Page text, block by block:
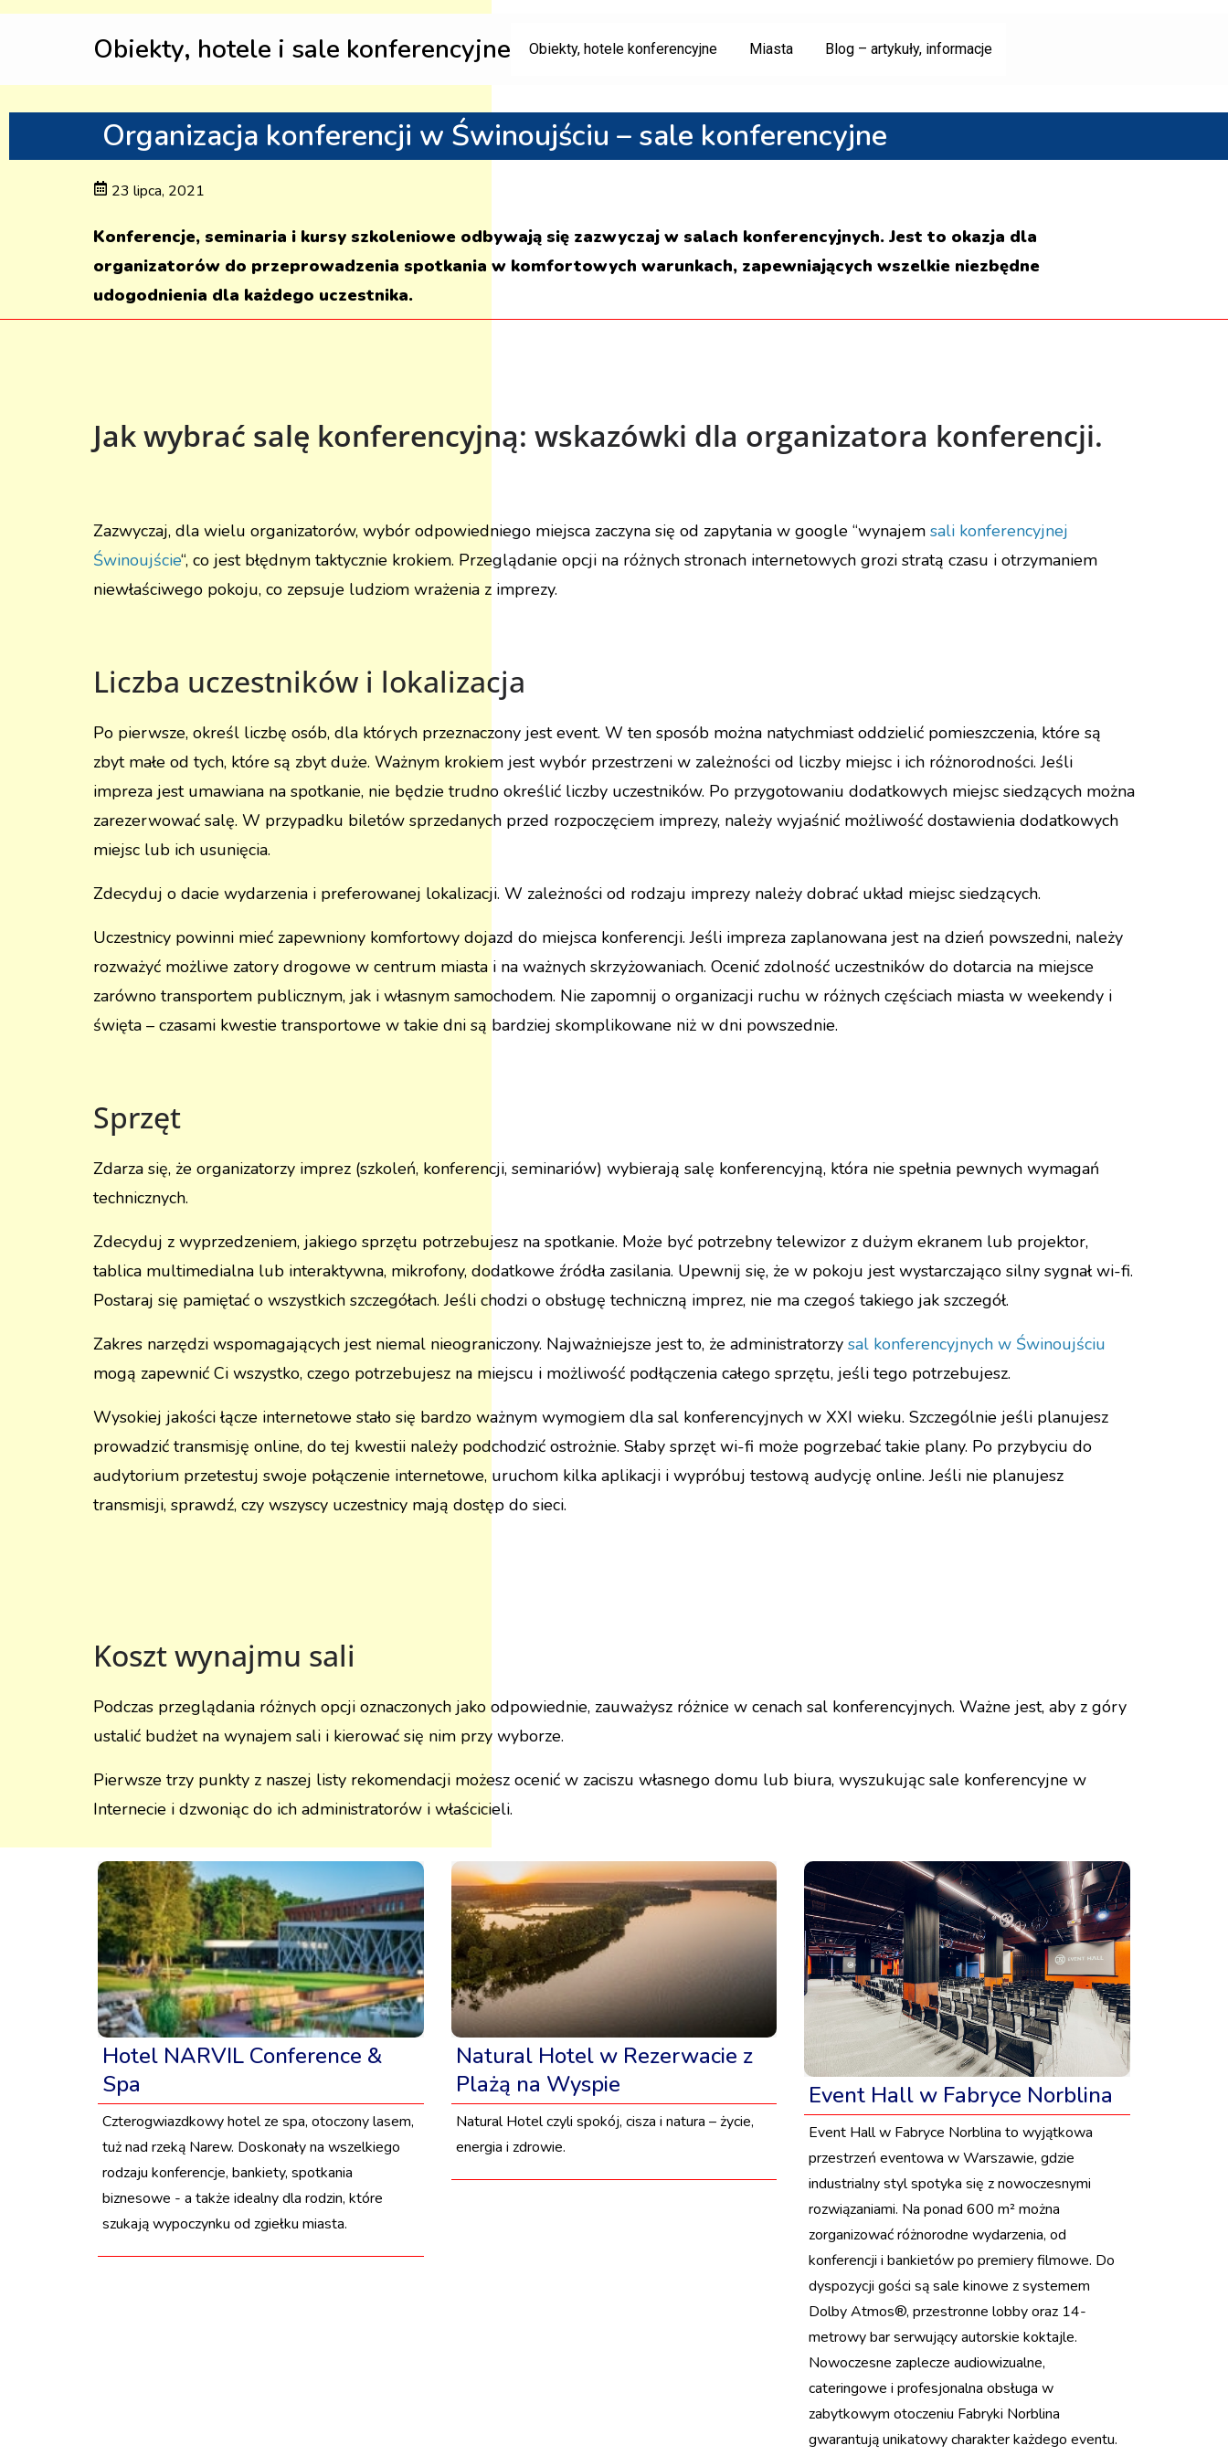
Obiekty, hotele i sale konferencyjne Obiekty, hotele konferencyjne Miasta Blog – artykuły, informacje
Organizacja konferencji w Świnoujściu – sale konferencyjne
23 lipca, 2021
Konferencje, seminaria i kursy szkoleniowe odbywają się zazwyczaj w salach konferencyjnych. Jest to okazja dla
organizatorów do przeprowadzenia spotkania w komfortowych warunkach, zapewniających wszelkie niezbędne
udogodnienia dla każdego uczestnika.
Jak wybrać salę konferencyjną: wskazówki dla organizatora konferencji.
Zazwyczaj, dla wielu organizatorów, wybór odpowiedniego miejsca zaczyna się od zapytania w google “wynajem sali konferencyjnej
Świnoujście“, co jest błędnym taktycznie krokiem. Przeglądanie opcji na różnych stronach internetowych grozi stratą czasu i otrzymaniem
niewłaściwego pokoju, co zepsuje ludziom wrażenia z imprezy.
Liczba uczestników i lokalizacja
Po pierwsze, określ liczbę osób, dla których przeznaczony jest event. W ten sposób można natychmiast oddzielić pomieszczenia, które są
zbyt małe od tych, które są zbyt duże. Ważnym krokiem jest wybór przestrzeni w zależności od liczby miejsc i ich różnorodności. Jeśli
impreza jest umawiana na spotkanie, nie będzie trudno określić liczby uczestników. Po przygotowaniu dodatkowych miejsc siedzących można
zarezerwować salę. W przypadku biletów sprzedanych przed rozpoczęciem imprezy, należy wyjaśnić możliwość dostawienia dodatkowych
miejsc lub ich usunięcia.
Zdecyduj o dacie wydarzenia i preferowanej lokalizacji. W zależności od rodzaju imprezy należy dobrać układ miejsc siedzących.
Uczestnicy powinni mieć zapewniony komfortowy dojazd do miejsca konferencji. Jeśli impreza zaplanowana jest na dzień powszedni, należy
rozważyć możliwe zatory drogowe w centrum miasta i na ważnych skrzyżowaniach. Ocenić zdolność uczestników do dotarcia na miejsce
zarówno transportem publicznym, jak i własnym samochodem. Nie zapomnij o organizacji ruchu w różnych częściach miasta w weekendy i
święta – czasami kwestie transportowe w takie dni są bardziej skomplikowane niż w dni powszednie.
Sprzęt
Zdarza się, że organizatorzy imprez (szkoleń, konferencji, seminariów) wybierają salę konferencyjną, która nie spełnia pewnych wymagań
technicznych.
Zdecyduj z wyprzedzeniem, jakiego sprzętu potrzebujesz na spotkanie. Może być potrzebny telewizor z dużym ekranem lub projektor,
tablica multimedialna lub interaktywna, mikrofony, dodatkowe źródła zasilania. Upewnij się, że w pokoju jest wystarczająco silny sygnał wi-fi.
Postaraj się pamiętać o wszystkich szczegółach. Jeśli chodzi o obsługę techniczną imprez, nie ma czegoś takiego jak szczegół.
Zakres narzędzi wspomagających jest niemal nieograniczony. Najważniejsze jest to, że administratorzy sal konferencyjnych w Świnoujściu
mogą zapewnić Ci wszystko, czego potrzebujesz na miejscu i możliwość podłączenia całego sprzętu, jeśli tego potrzebujesz.
Wysokiej jakości łącze internetowe stało się bardzo ważnym wymogiem dla sal konferencyjnych w XXI wieku. Szczególnie jeśli planujesz
prowadzić transmisję online, do tej kwestii należy podchodzić ostrożnie. Słaby sprzęt wi-fi może pogrzebać takie plany. Po przybyciu do
audytorium przetestuj swoje połączenie internetowe, uruchom kilka aplikacji i wypróbuj testową audycję online. Jeśli nie planujesz
transmisji, sprawdź, czy wszyscy uczestnicy mają dostęp do sieci.
Koszt wynajmu sali
Podczas przeglądania różnych opcji oznaczonych jako odpowiednie, zauważysz różnice w cenach sal konferencyjnych. Ważne jest, aby z góry
ustalić budżet na wynajem sali i kierować się nim przy wyborze.
Pierwsze trzy punkty z naszej listy rekomendacji możesz ocenić w zaciszu własnego domu lub biura, wyszukując sale konferencyjne w
Internecie i dzwoniąc do ich administratorów i właścicieli.
Hotel NARVIL Conference &
Spa
Czterogwiazdkowy hotel ze spa, otoczony lasem,
tuż nad rzeką Narew. Doskonały na wszelkiego
rodzaju konferencje, bankiety, spotkania
biznesowe - a także idealny dla rodzin, które
szukają wypoczynku od zgiełku miasta.
Natural Hotel w Rezerwacie z
Plażą na Wyspie
Natural Hotel czyli spokój, cisza i natura – życie,
energia i zdrowie.
Event Hall w Fabryce Norblina
Event Hall w Fabryce Norblina to wyjątkowa
przestrzeń eventowa w Warszawie, gdzie
industrialny styl spotyka się z nowoczesnymi
rozwiązaniami. Na ponad 600 m² można
zorganizować różnorodne wydarzenia, od
konferencji i bankietów po premiery filmowe. Do
dyspozycji gości są sale kinowe z systemem
Dolby Atmos®, przestronne lobby oraz 14-
metrowy bar serwujący autorskie koktajle.
Nowoczesne zaplecze audiowizualne,
cateringowe i profesjonalna obsługa w
zabytkowym otoczeniu Fabryki Norblina
gwarantują unikatowy charakter każdego eventu.